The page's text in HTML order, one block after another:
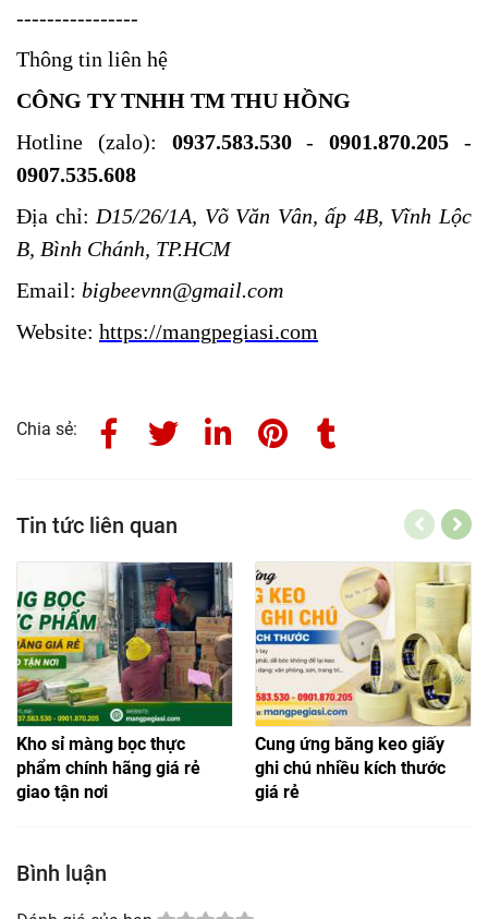
----------------
Thông tin liên hệ
CÔNG TY TNHH TM THU HỒNG
Hotline (zalo): 0937.583.530-0901.870.205 -
0907.535.608
Địa chỉ: D15/26/1A, Võ Văn Vân, ấp 4B, Vĩnh Lộc
B, Bình Chánh, TP.HCM
Email: bigbeevnn@gmail.com
Website: https://mangpegiasi.com
Chia sẻ:
Tin tức liên quan
Kho sỉ màng bọc thực
phẩm chính hãng giá rẻ
giao tận nơi
Cung ứng băng keo giấy
ghi chú nhiều kích thước
giá rẻ
Bình luận